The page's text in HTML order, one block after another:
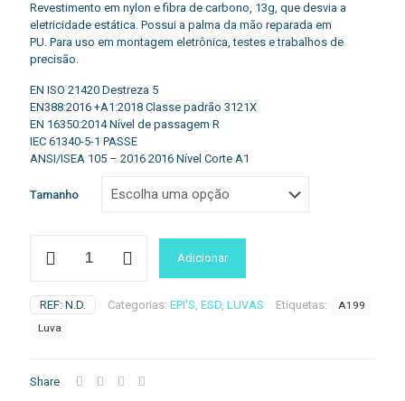
Revestimento em nylon e fibra de carbono, 13g, que desvia a
eletricidade estática. Possui a palma da mão reparada em
PU. Para uso em montagem eletrônica, testes e trabalhos de
precisão.
EN ISO 21420 Destreza 5
EN388:2016 +A1:2018 Classe padrão 3121X
EN 16350:2014 Nível de passagem R
IEC 61340-5-1 PASSE
ANSI/ISEA 105 – 2016 2016 Nível Corte A1
Tamanho
A199
anti-
estática
PU
Adicionar
REF: N.D. Categorias: EPI'S, ESD, LUVAS Etiquetas:
A199
Luva
Share